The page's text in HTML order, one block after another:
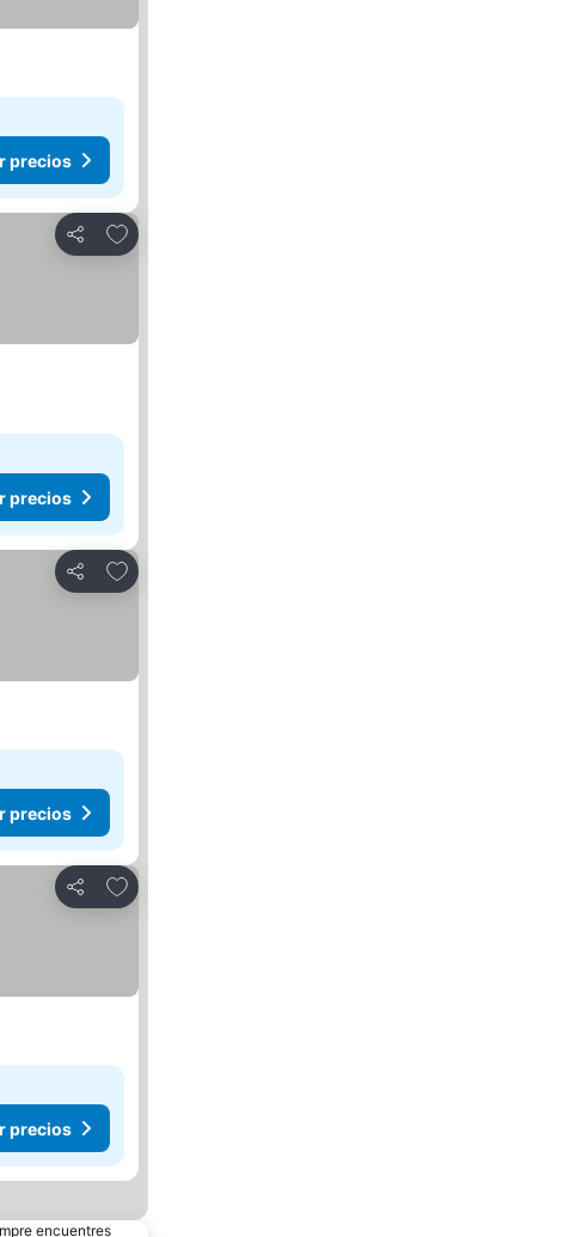
precios
Compartir
Agregar a favoritos
precios
Compartir
Agregar a favoritos
precios
Compartir
Agregar a favoritos
precios
encuentres